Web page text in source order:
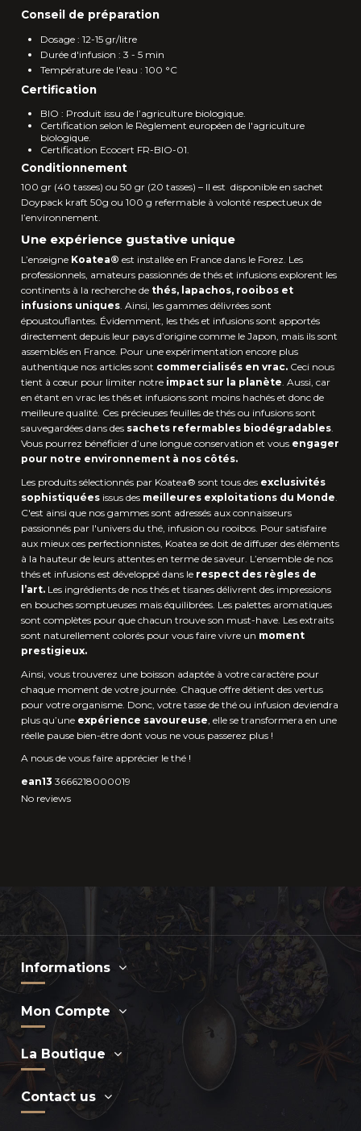
Conseil de préparation
Dosage : 12-15 gr/litre
Durée d'infusion : 3 - 5 min
Température de l'eau : 100 °C
Certification
BIO : Produit issu de l’agriculture biologique.
Certification selon le Règlement européen de l'agriculture
biologique.
Certification Ecocert FR-BIO-01.
Conditionnement
100 gr (40 tasses) ou 50 gr (20 tasses) – Il est disponible en sachet
Doypack kraft 50g ou 100 g refermable à volonté respectueux de
l’environnement.
Une expérience gustative unique
L’enseigne Koatea® est installée en France dans le Forez. Les
professionnels, amateurs passionnés de thés et infusions explorent les
continents à la recherche de thés, lapachos, rooibos et
infusions uniques. Ainsi, les gammes délivrées sont
époustouflantes. Évidemment, les thés et infusions sont apportés
directement depuis leur pays d’origine comme le Japon, mais ils sont
assemblés en France. Pour une expérimentation encore plus
authentique nos articles sont commercialisés en vrac. Ceci nous
tient à cœur pour limiter notre impact sur la planète. Aussi, car
en étant en vrac les thés et infusions sont moins hachés et donc de
meilleure qualité. Ces précieuses feuilles de thés ou infusions sont
sauvegardées dans des sachets refermables biodégradables.
Vous pourrez bénéficier d’une longue conservation et vous engager
pour notre environnement à nos côtés.
Les produits sélectionnés par Koatea® sont tous des exclusivités
sophistiquées issus des meilleures exploitations du Monde
C'est ainsi que nos gammes sont adressés aux connaisseurs
passionnés par l'univers du thé, infusion ou rooibos. Pour satisfaire
aux mieux ces perfectionnistes, Koatea se doit de diffuser des éléments
à la hauteur de leurs attentes en terme de saveur. L’ensemble de nos
thés et infusions est développé dans le respect des règles de
l’art. Les ingrédients de nos thés et tisanes délivrent des impressions
en bouches somptueuses mais équilibrées. Les palettes aromatiques
sont complètes pour que chacun trouve son must-have. Les extraits
sont naturellement colorés pour vous faire vivre un moment
prestigieux.
Ainsi, vous trouverez une boisson adaptée à votre caractère pour
chaque moment de votre journée. Chaque offre détient des vertus
pour votre organisme. Donc, votre tasse de thé ou infusion deviendra
plus qu’une expérience savoureuse , elle se transformera en une
réelle pause bien-être dont vous ne vous passerez plus !
A nous de vous faire apprécier le thé !
ean13 3666218000019
No reviews
Informations
Mon Compte
La Boutique
Contact us